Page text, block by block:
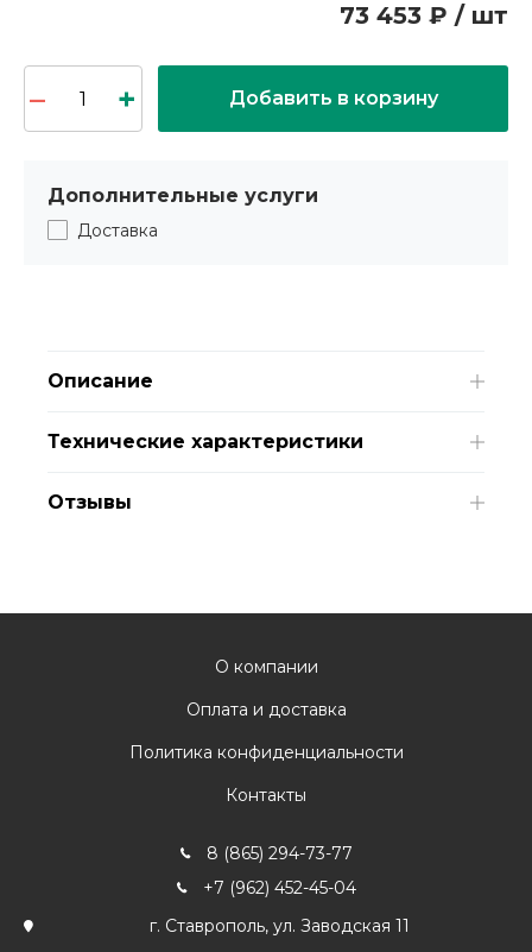
73 453 ₽ / шт
Добавить в корзину
Дополнительные услуги
Доставка
Описание
Технические характеристики
Отзывы
О компании
Оплата и доставка
Политика конфиденциальности
Контакты
8 (865) 294-73-77
+7 (962) 452-45-04
г. Ставрополь, ул. Заводская 11